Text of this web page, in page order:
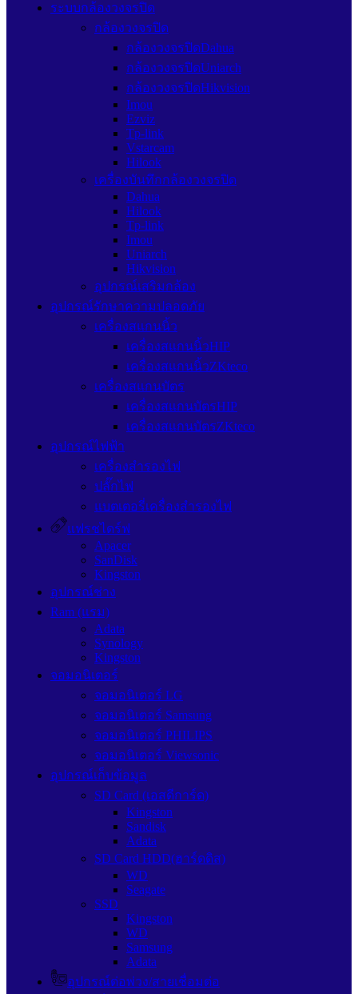
ระบบกล้องวงจรปิด
กล้องวงจรปิด
กล้องวงจรปิดDahua
กล้องวงจรปิดUniarch
กล้องวงจรปิดHikvision
Imou
Ezviz
Tp-link
Vstarcam
Hilook
เครื่องบันทึกกล้องวงจรปิด
Dahua
Hilook
Tp-link
Imou
Uniarch
Hikvision
อุปกรณ์เสริมกล้อง
อุปกรณ์รักษาความปลอดภัย
เครื่องสแกนนิ้ว
เครื่องสแกนนิ้วHIP
เครื่องสแกนนิ้วZKteco
เครื่องสแกนบัตร
เครื่องสแกนบัตรHIP
เครื่องสแกนบัตรZKteco
อุปกรณ์ไฟฟ้า
เครื่องสำรองไฟ
ปลั๊กไฟ
แบตเตอรี่เครื่องสำรองไฟ
แฟรชไดร์ฟ
Apacer
SanDisk
Kingston
อุปกรณ์ช่าง
Ram (แรม)
Adata
Synology
Kingston
จอมอนิเตอร์
จอมอนิเตอร์ LG
จอมอนิเตอร์ Samsung
จอมอนิเตอร์ PHILIPS
จอมอนิเตอร์ Viewsonic
อุปกรณ์เก็บข้อมูล
SD Card (เอสดีการ์ด)
Kingston
Sandisk
Adata
SD Card HDD(ฮาร์ดดิส)
WD
Seagate
SSD
Kingston
WD
Samsung
Adata
อุปกรณ์ต่อพ่วง/สายเชื่อมต่อ